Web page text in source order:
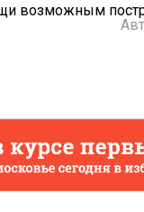
возможным